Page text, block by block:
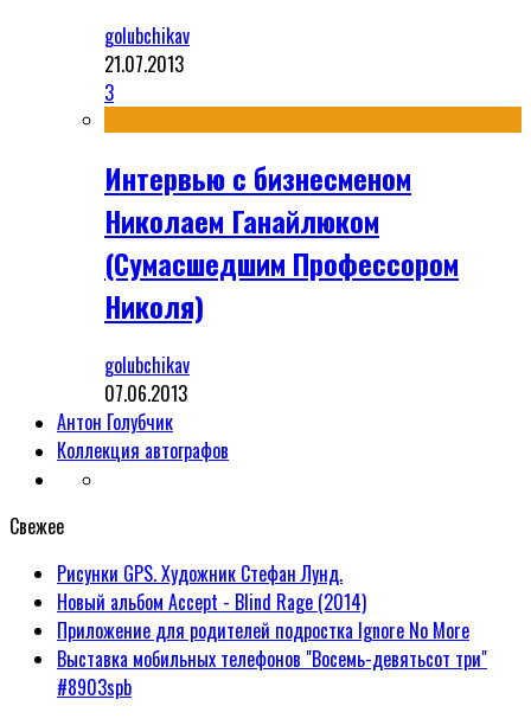
golubchikav
21.07.2013
3
Интервью с бизнесменом
Николаем Ганайлюком
(Сумасшедшим Профессором
Николя)
golubchikav
07.06.2013
Антон Голубчик
Коллекция автографов
Свежее
Рисунки GPS. Художник Стефан Лунд.
Новый альбом Accept - Blind Rage (2014)
Приложение для родителей подростка Ignore No More
Выставка мобильных телефонов "Восемь-девятьсот три"
#8903spb